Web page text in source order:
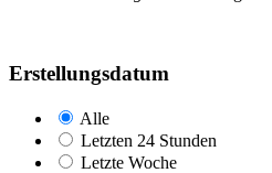
Erstellungsdatum
Alle
Letzten 24 Stunden
Letzte Woche